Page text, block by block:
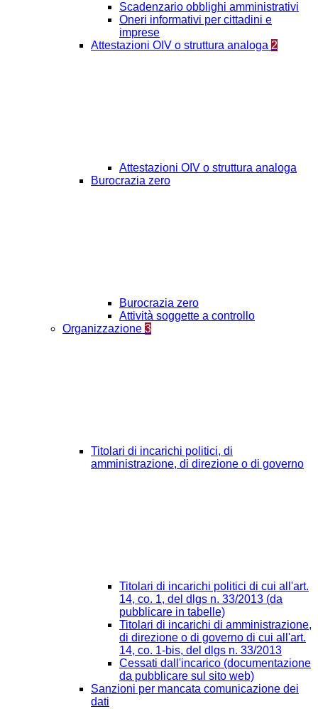
Scadenzario obblighi amministrativi
Oneri informativi per cittadini e
imprese
Attestazioni OIV o struttura analoga 2
Attestazioni OIV o struttura analoga
Burocrazia zero
Burocrazia zero
Attività soggette a controllo
Organizzazione 3
Titolari di incarichi politici, di
amministrazione, di direzione o di governo
Titolari di incarichi politici di cui all'art.
14, co. 1, del dlgs n. 33/2013 (da
pubblicare in tabelle)
Titolari di incarichi di amministrazione,
di direzione o di governo di cui all'art.
14, co. 1-bis, del dlgs n. 33/2013
Cessati dall'incarico (documentazione
da pubblicare sul sito web)
Sanzioni per mancata comunicazione dei
dati